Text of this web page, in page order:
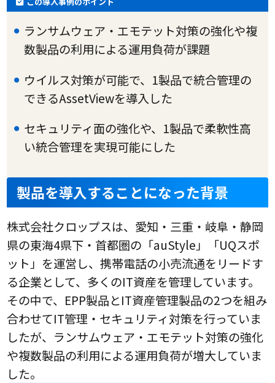
ランサムウェア・エモテット対策の強化や複
数製品の利用による運用負荷が課題
ウイルス対策が可能で、1製品で統合管理の
できるAssetViewを導入した
セキュリティ面の強化や、1製品で柔軟性高
い統合管理を実現可能にした
製品を導入することになった背景
株式会社クロップスは、愛知・三重・岐阜・静岡
県の東海4県下・首都圏の「auStyle」「UQスポ
ット」を運営し、携帯電話の小売流通をリードす
る企業として、多くのIT資産を管理しています。
その中で、EPP製品とIT資産管理製品の2つを組み
合わせてIT管理・セキュリティ対策を行っていま
したが、ランサムウェア・エモテット対策の強化
や複数製品の利用による運用負荷が増大していま
した。